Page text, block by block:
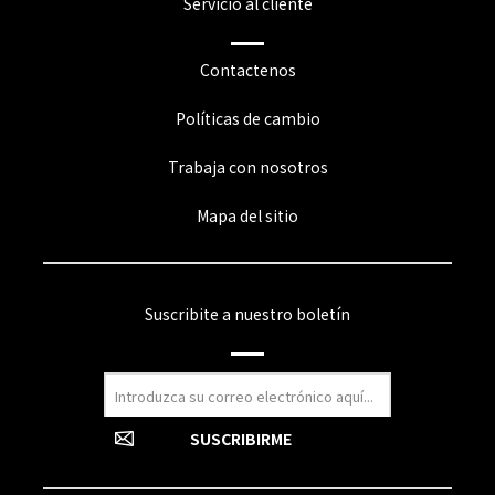
Contactenos
Políticas de cambio
Trabaja con nosotros
Mapa del sitio
Suscribite a nuestro boletín